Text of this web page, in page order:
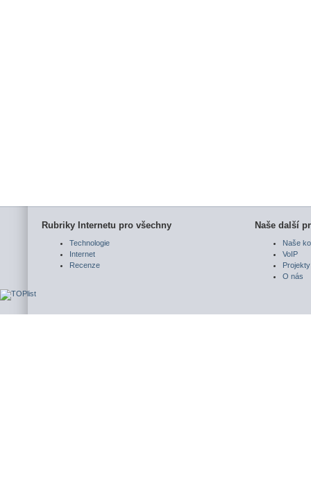
Rubriky Internetu pro všechny
Technologie
Internet
Recenze
Naše další
Naše
VoIP
Projekty
O nás